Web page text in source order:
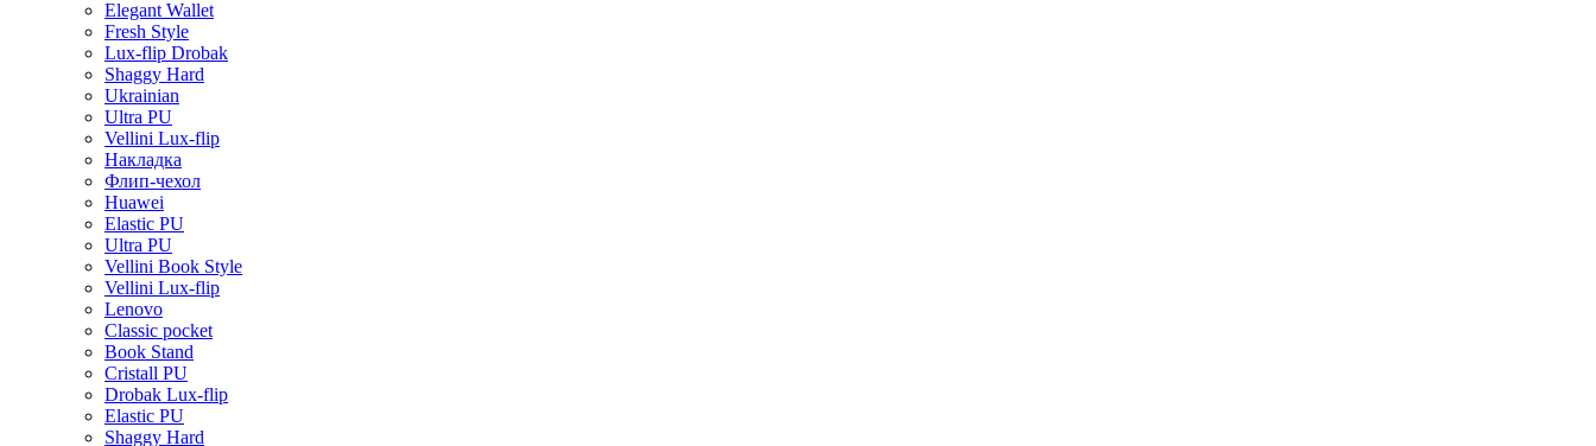
Elegant Wallet
Fresh Style
Lux-flip Drobak
Shaggy Hard
Ukrainian
Ultra PU
Vellini Lux-flip
Накладка
Флип-чехол
Huawei
Elastic PU
Ultra PU
Vellini Book Style
Vellini Lux-flip
Lenovo
Classic pocket
Book Stand
Cristall PU
Drobak Lux-flip
Elastic PU
Shaggy Hard